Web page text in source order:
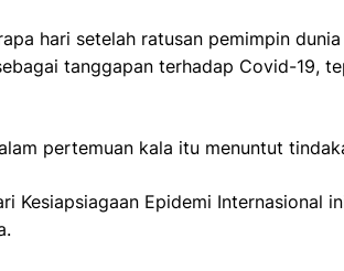
hari setelah ratusan pemimpin
tanggapan terhadap Covid-19,
pertemuan kala itu menuntut
Kesiapsiagaan Epidemi Internasional